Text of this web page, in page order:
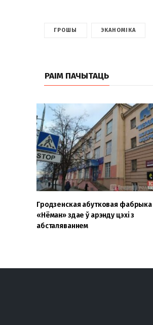
ГРОШЫ ЭКАНОМІКА
РАІМ ПАЧЫТАЦЬ
Гродзенская абутковая фабрыка
«Нёман» здае ў арэнду цэхі з
абсталяваннем